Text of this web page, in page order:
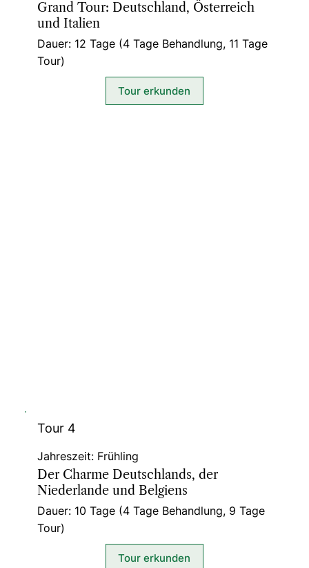
Grand Tour: Deutschland, Österreich
und Italien
Dauer: 12 Tage (4 Tage Behandlung, 11 Tage
Tour)
Tour erkunden
Tour 4
Jahreszeit: Frühling
Der Charme Deutschlands, der
Niederlande und Belgiens
Dauer: 10 Tage (4 Tage Behandlung, 9 Tage
Tour)
Tour erkunden